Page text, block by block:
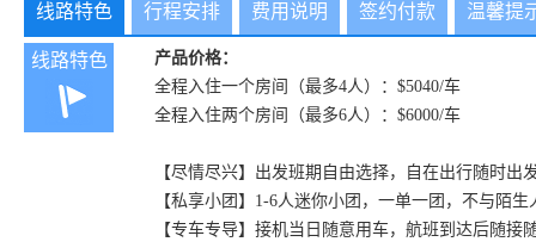
线路特色 行程安排 费用说明 签约付款 温馨提
线路特色
产品价格：
全程入住一个房间（最多4人）：$5040/车
全程入住两个房间（最多6人）：$6000/车
【尽情尽兴】出发班期自由选择，自在出行随时出
【私享小团】1-6人迷你小团，一单一团，不与陌
【专车专导】接机当日随意用车，航班到达后随